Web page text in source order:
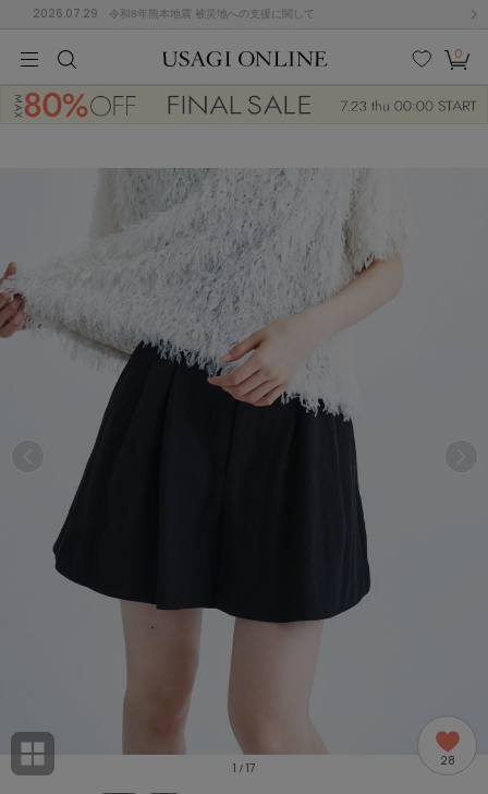
2026.07.29 令和8年熊本地震 被災地への支援に関して
に入
ト
0
(543)
ームウェア (534)
ョン雑貨 (842)
E F G
L M N
P T U
X Y Z
その
他
アシーム
アディダス
adidas by Stella McCartney
アディダス バイ ステラマッカートニー
Ame no chi Hare
アメノチハレ
1 / 17 28